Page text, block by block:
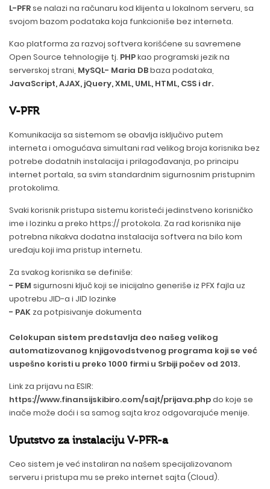
L-PFR se nalazi na računaru kod klijenta u lokalnom serveru, sa
svojom bazom podataka koja funkcioniše bez interneta.
Kao platforma za razvoj softvera korišćene su savremene
Open Source tehnologije tj. PHPkao programski jezik na
serverskoj strani, MySQL- Maria DBbaza podataka,
JavaScript, AJAX, jQuery, XML, UML, HTML, CSS i dr.
V-PFR
Komunikacija sa sistemom se obavlja isključivo putem
interneta i omogućava simultani rad velikog broja korisnika bez
potrebe dodatnih instalacija i prilagođavanja, po principu
internet portala, sa svim standardnim sigurnosnim pristupnim
protokolima.
Svaki korisnik pristupa sistemu koristeći jedinstveno korisničko
ime i lozinku a preko https:// protokola. Za rad korisnika nije
potrebna nikakva dodatna instalacija softvera na bilo kom
uređaju koji ima pristup internetu.
Za svakog korisnika se definiše:
- PEM sigurnosni ključ koji se inicijalno generiše iz PFX fajla uz
upotrebu JID-a i JID lozinke
- PAK za potpisivanje dokumenta
Celokupan sistem predstavlja deo našeg velikog
automatizovanog knjigovodstvenog programa koji se već
uspešno koristi u preko 1000 firmi u Srbiji počev od 2013.
Link za prijavu na ESIR:
https://www.finansijskibiro.com/sajt/prijava.phpdo koje se
inače može doći i sa samog sajta kroz odgovarajuće menije.
Uputstvo za instalaciju V-PFR-a
Ceo sistem je već instaliran na našem specijalizovanom
serveru i pristupa mu se preko internet sajta (Cloud).